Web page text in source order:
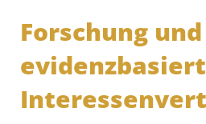
Forschung und